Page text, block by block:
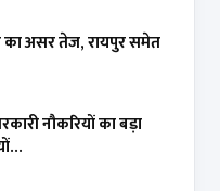
असर तेज, रायपुर समेत
नौकरियों का बड़ा